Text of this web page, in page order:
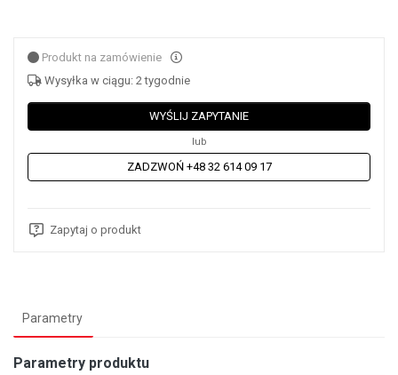
Produkt na zamówienie
Wysyłka w ciągu: 2 tygodnie
WYŚLIJ ZAPYTANIE
lub
ZADZWOŃ +48 32 614 09 17
Zapytaj o produkt
Parametry
Parametry produktu